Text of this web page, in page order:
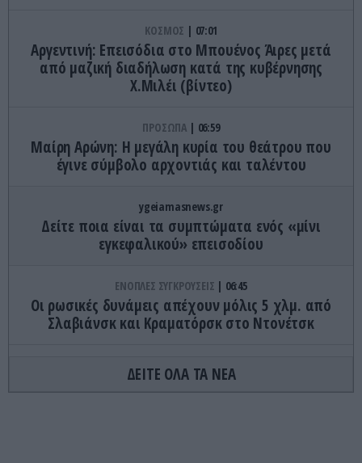
ΚΟΣΜΟΣ 07:01
Αργεντινή: Επεισόδια στο Μπουένος Άιρες μετά
από μαζική διαδήλωση κατά της κυβέρνησης
X.Μιλέι (βίντεο)
ΠΡΟΣΩΠΑ 06:59
Μαίρη Αρώνη: Η μεγάλη κυρία του θεάτρου που
έγινε σύμβολο αρχοντιάς και ταλέντου
ygeiamasnews.gr
Δείτε ποια είναι τα συμπτώματα ενός «μίνι
εγκεφαλικού» επεισοδίου
ΕΝΟΠΛΕΣ ΣΥΓΚΡΟΥΣΕΙΣ 06:45
Οι ρωσικές δυνάμεις απέχουν μόλις 5 χλμ. από
Σλαβιάνσκ και Κραματόρσκ στο Ντονέτσκ
Κωνσταντινούπολη: 35χρονος εκτέλεσε εν ψυχρώ
ΔΕΙΤΕ ΟΛΑ ΤΑ ΝΕΑ